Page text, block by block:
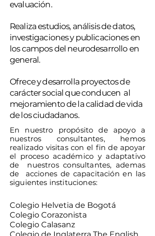
evaluación.
Realiza estudios, análisis de datos,
investigaciones y publicaciones en
los campos del neurodesarrollo en
general.
Ofrece y desarrolla proyectos de
carácter social que conducen al
mejoramiento de la calidad de vida
de los ciudadanos.
En nuestro propósito de apoyo a
nuestros consultantes, hemos
realizado visitas con el fin de apoyar
el procesoacadémico y adaptativo
de
nuestros consultantes, ademas
de acciones de capacitación en las
siguientes instituciones:
Colegio Helvetia de Bogotá
Colegio Corazonista
Colegio Calasanz